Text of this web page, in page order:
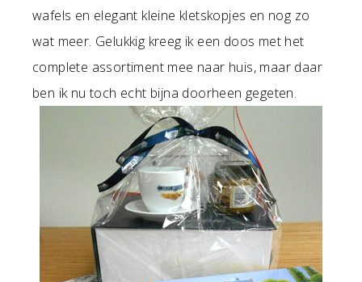
wafels en elegant kleine kletskopjes en nog zo
wat meer. Gelukkig kreeg ik een doos met het
complete assortiment mee naar huis, maar daar
ben ik nu toch echt bijna doorheen gegeten.